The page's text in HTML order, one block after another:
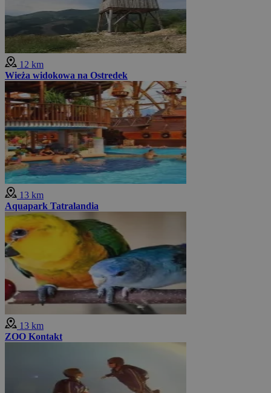
12 km
Wieża widokowa na Ostredek
13 km
Aquapark Tatralandia
13 km
ZOO Kontakt